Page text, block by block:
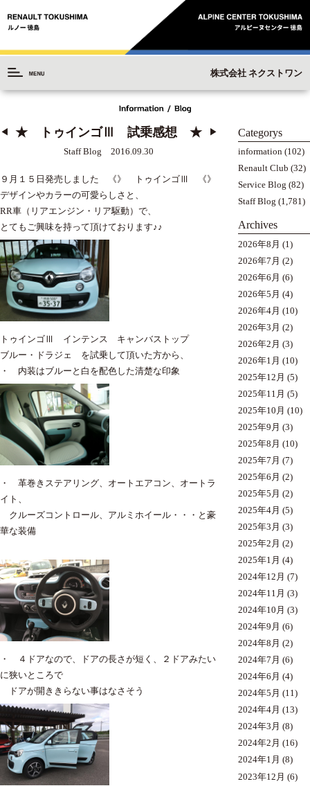
株式会社 ネクストワン
◀︎ ★ トゥインゴⅢ 試乗感想 ★
Staff Blog 2016.09.30
▶︎
９月１５日発売しました 《》 トゥインゴⅢ 《》
デザインやカラーの可愛らしさと、
RR車（リアエンジン・リア駆動）で、
とてもご興味を持って頂けております♪♪
トゥインゴⅢ インテンス キャンバストップ
ブルー・ドラジェ を試乗して頂いた方から、
・ 内装はブルーと白を配色した清楚な印象
・ 革巻きステアリング、オートエアコン、オートラ
イト、
クルーズコントロール、アルミホイール・・・と豪
華な装備
・ ４ドアなので、ドアの長さが短く、２ドアみたい
に狭いところで
ドアが開ききらない事はなさそう
Categorys
information (102)
Renault Club (32)
Service Blog (82)
Staff Blog (1,781)
Archives
2026年8月 (1)
2026年7月 (2)
2026年6月 (6)
2026年5月 (4)
2026年4月 (10)
2026年3月 (2)
2026年2月 (3)
2026年1月 (10)
2025年12月 (5)
2025年11月 (5)
2025年10月 (10)
2025年9月 (3)
2025年8月 (10)
2025年7月 (7)
2025年6月 (2)
2025年5月 (2)
2025年4月 (5)
2025年3月 (3)
2025年2月 (2)
2025年1月 (4)
2024年12月 (7)
2024年11月 (3)
2024年10月 (3)
2024年9月 (6)
2024年8月 (2)
2024年7月 (6)
2024年6月 (4)
2024年5月 (11)
2024年4月 (13)
2024年3月 (8)
2024年2月 (16)
2024年1月 (8)
2023年12月 (6)